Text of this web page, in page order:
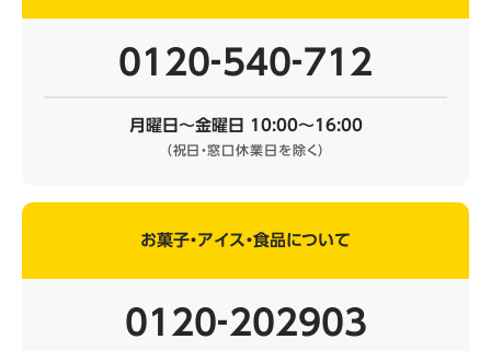
0120‐540‐712
月曜日～金曜日 10:00～16:00
（祝日・窓口休業日を除く）
お菓子・アイス・食品について
0120‐202903